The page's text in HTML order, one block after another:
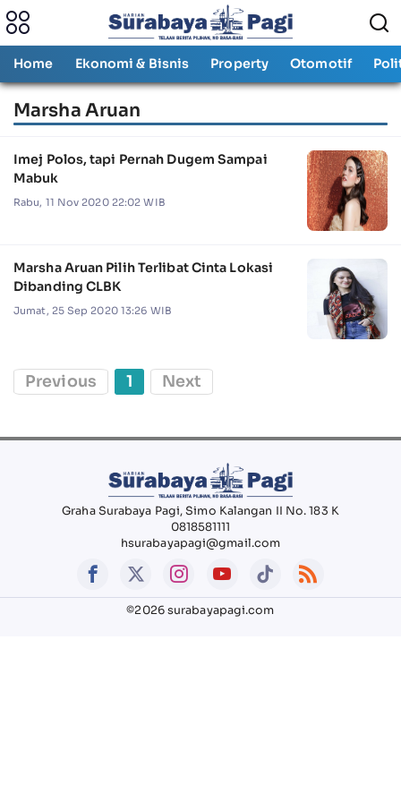
Home Ekonomi & Bisnis Property Otomotif
Marsha Aruan
Imej Polos, tapi Pernah Dugem Sampai
Mabuk
Rabu, 11 Nov 2020 22:02 WIB
Marsha Aruan Pilih Terlibat Cinta Lokasi
Dibanding CLBK
Jumat, 25 Sep 2020 13:26 WIB
Previous 1 Next
Graha Surabaya Pagi, Simo Kalangan II No. 183 K
0818581111
hsurabayapagi@gmail.com
©2026 surabayapagi.com